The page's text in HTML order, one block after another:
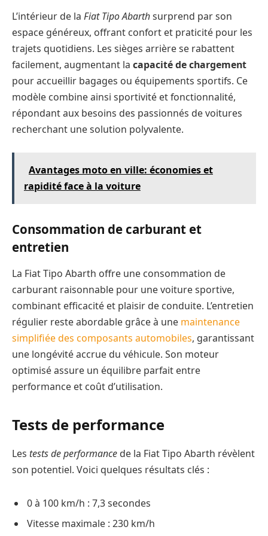
L’intérieur de la Fiat Tipo Abarthsurprend par son
espace généreux, offrant confort et praticité pour les
trajets quotidiens. Les sièges arrière se rabattent
facilement, augmentant la capacité de chargement
pour accueillir bagages ou équipements sportifs. Ce
modèle combine ainsi sportivité et fonctionnalité,
répondant aux besoins des passionnés de voitures
recherchant une solution polyvalente.
Avantages moto en ville: économies et
rapidité face à la voiture
Consommation de carburant et
entretien
La Fiat Tipo Abarth offre une consommation de
carburant raisonnable pour une voiture sportive,
combinant efficacité et plaisir de conduite. L’entretien
régulier reste abordable grâce à une maintenance
simplifiée des composants automobiles, garantissant
une longévité accrue du véhicule. Son moteur
optimisé assure un équilibre parfait entre
performance et coût d’utilisation.
Tests de performance
Les tests de performance de la Fiat Tipo Abarth révèlent
son potentiel. Voici quelques résultats clés :
0 à 100 km/h : 7,3 secondes
Vitesse maximale : 230 km/h